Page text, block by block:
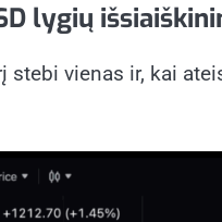
lygių
vienas ir, kai